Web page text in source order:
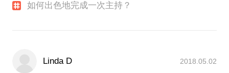
如何出色地完成一次主持？
Linda D 2018.05.02